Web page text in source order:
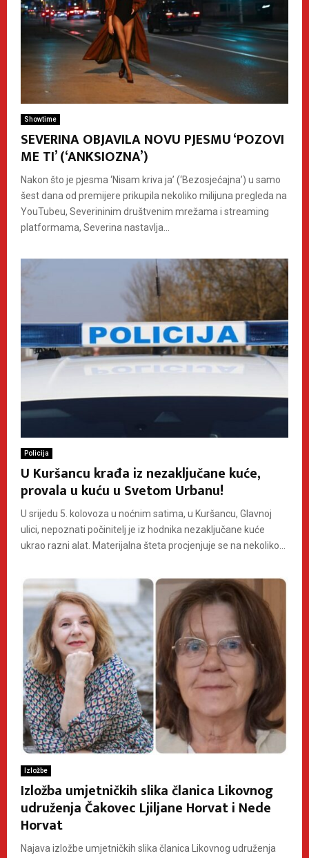
Showtime
SEVERINA OBJAVILA NOVU PJESMU ‘POZOVI
ME TI’ (‘ANKSIOZNA’)
Nakon što je pjesma ‘Nisam kriva ja’ (‘Bezosjećajna’) u samo
šest dana od premijere prikupila nekoliko milijuna pregleda na
YouTubeu, Severininim društvenim mrežama i streaming
platformama, Severina nastavlja...
Policija
U Kuršancu krađa iz nezaključane kuće,
provala u kuću u Svetom Urbanu!
U srijedu 5. kolovoza u noćnim satima, u Kuršancu, Glavnoj
ulici, nepoznati počinitelj je iz hodnika nezaključane kuće
ukrao razni alat. Materijalna šteta procjenjuje se na nekoliko...
Izložbe
Izložba umjetničkih slika članica Likovnog
udruženja Čakovec Ljiljane Horvat i Nede
Horvat
Najava izložbe umjetničkih slika članica Likovnog udruženja